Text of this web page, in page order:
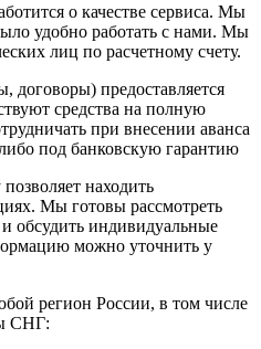
о качестве сервиса. Мы
удобно работать с нами. Мы
лиц по расчетному счету.
договоры) предоставляется
средства на полную
при внесении аванса
под банковскую гарантию
находить
Мы готовы рассмотреть
обсудить индивидуальные
можно уточнить у
регион России, в том числе
СНГ: